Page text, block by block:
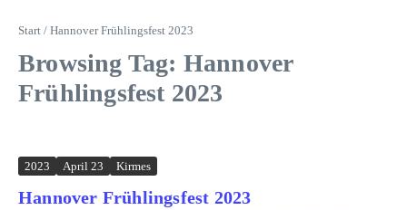
Start / Hannover Frühlingsfest 2023
Browsing Tag: Hannover
Frühlingsfest 2023
2023 April 23 Kirmes
Hannover Frühlingsfest 2023